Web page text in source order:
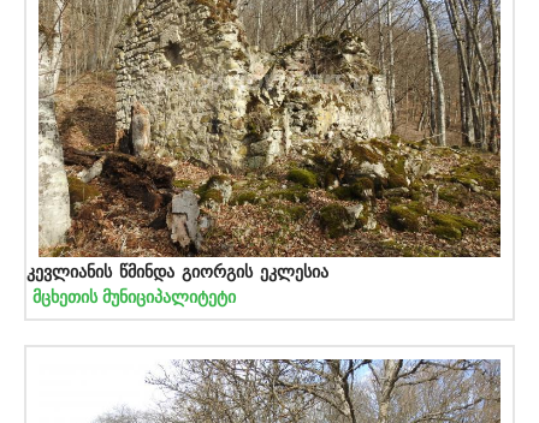
კევლიანის წმინდა გიორგის ეკლესია
მცხეთის მუნიციპალიტეტი